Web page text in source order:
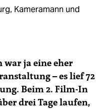
Kameramann und
war ja eine eher
–es lief 72
Beim 2. Film-In
drei Tage laufen,